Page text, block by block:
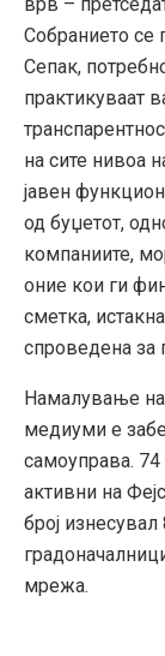
Собранието се
Сепак,
практикуваат
на сите нивоа
јавен
од буџетот,
компаниите,
оние кои ги
сметка,
спроведена за
Намалување на
медиуми е
самоуправа.
активни на
број
мрежа.